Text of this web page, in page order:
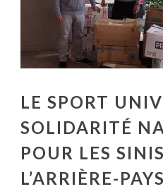
LE SPORT
SOLIDARITÉ
POUR LES
L’ARRIÈRE-PAYS